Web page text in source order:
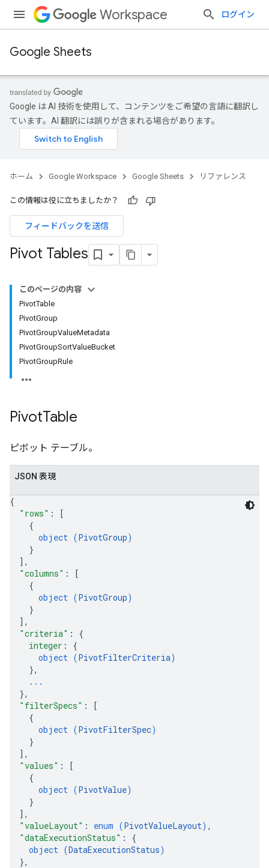
Workspace ログイン
Google Sheets
Google は AI 技術を使用して、コンテンツをご希望の言語に翻訳し
ています。AI 翻訳には誤りが含まれる場合があります。
ホーム Google Workspace Google Sheets リファレンス
この情報は役に立ちましたか？
フィードバックを送信
Pivot Tables
このページの内容
PivotTable
PivotGroup
PivotGroupValueMetadata
PivotGroupSortValueBucket
PivotGroupRule
PivotTable
ピボット テーブル。
JSON 表現
{
"rows" :
[
{
object (PivotGroup)
}
] ,
"columns" :
[
{
object (PivotGroup)
}
] ,
"criteria" : {
integer : {
object (PivotFilterCriteria)
},
...
},
"filterSpecs" :
[
{
object (PivotFilterSpec)
}
] ,
"values" :
[
{
object (PivotValue)
}
] ,
"valueLayout" : enum (PivotValueLayout) ,
"dataExecutionStatus" : {
object (DataExecutionStatus)
},